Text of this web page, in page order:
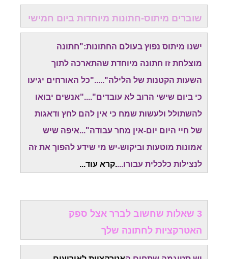
שוברים מיתוס-חתונות מיוחדות ביום חמישי
ישנו מיתוס נפוץ בעולם החתונות:"חתונה
מוצלחת זו חתונה מיוחדת שהתארכה לתוך
השעות הקטנות של הלילה"....."כל האורחים יגיעו
כי ביום שישי הרוב לא עובדים"...."אנשים יבואו
להשתולל ולעשות שמח כי אין להם לחץ ודאגות
של חיי היום יום-אין מחר עבודה"...איפה שיש
אמונות מוטעות וביקוש-יש מי שידע להפוך את זה
לנצילות כלכלית עבורו....קרא עוד...
3 שאלות שחשוב לברר אצל ספק
האטרקציות לחתונה שלך